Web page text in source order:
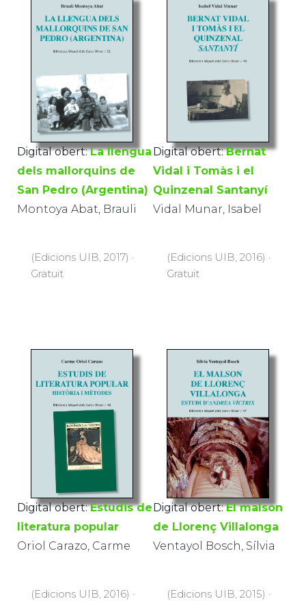
Digital obert: La llengua
dels mallorquins de
San Pedro (Argentina)
Montoya Abat, Brauli
(Edicions UIB, 2017) ·
Gratuït
Digital obert: Bernat
Vidal i Tomàs i el
Quinzenal Santanyí
Vidal Munar, Isabel
(Edicions UIB, 2016) ·
Gratuït
Digital obert: Estudis de
literatura popular
Oriol Carazo, Carme
(Edicions UIB, 2016) ·
Digital obert: El malson
de Llorenç Villalonga
Ventayol Bosch, Sílvia
(Edicions UIB, 2015) ·